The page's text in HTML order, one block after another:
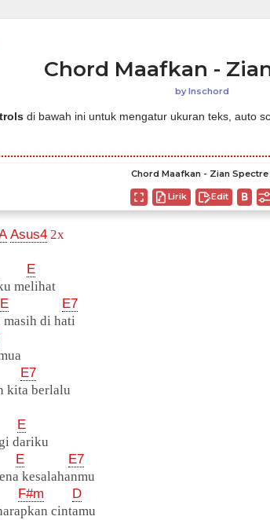
Chord Maafkan -
byInschord
di bawah ini untuk mengatur ukuran teks, auto
Chord Maafkan - Zian Spectre
Lirik Edit
Asus4 2x
E
melihat
E
E7
masih di hati
E7
kita berlalu
E
dariku
E
E7
kesalahanmu
F#m
D
cintamu